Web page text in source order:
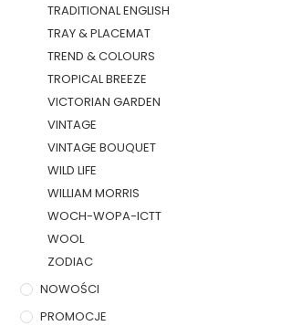
TRADITIONAL ENGLISH
TRAY & PLACEMAT
TREND & COLOURS
TROPICAL BREEZE
VICTORIAN GARDEN
VINTAGE
VINTAGE BOUQUET
WILD LIFE
WILLIAM MORRIS
WOCH-WOPA-ICTT
WOOL
ZODIAC
NOWOŚCI
PROMOCJE